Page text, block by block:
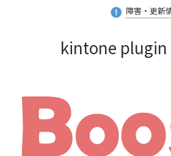
障害・更新
kintone plugin